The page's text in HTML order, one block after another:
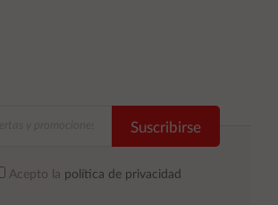
Suscribirse
Acepto la política de privacidad